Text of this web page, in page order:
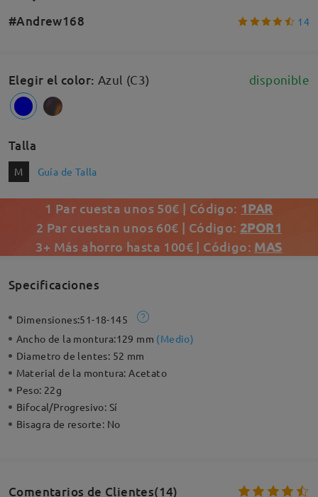
#Andrew168 14
Elegir el color: Azul (C3) disponible
Talla
M Guía de Talla
1 Par cuesta unos 50€ | Código: 1PAR
2 Par cuestan unos 60€ | Código: 2POR1
3+ Más ahorro hasta 100€ | Código: MAS
Specificaciones
Dimensiones:51-18-145
Ancho de la montura:129 mm (Medio)
Diametro de lentes: 52 mm
Material de la montura:Acetato
Peso: 22g
Bifocal/Progresivo: Sí
Bisagra de resorte: No
Comentarios de Clientes(14)